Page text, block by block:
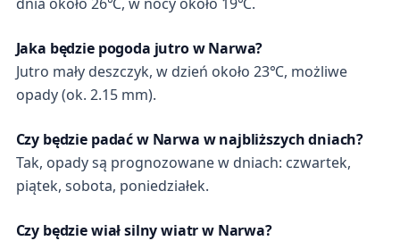
Jaka będzie pogoda jutro w Narwa?
Jutro mały deszczyk, w dzień około 23℃, możliwe
opady (ok. 2.15 mm).
Czy będzie padać w Narwa w najbliższych dniach?
Tak, opady są prognozowane w dniach: czwartek,
piątek, sobota, poniedziałek.
Czy będzie wiał silny wiatr w Narwa?